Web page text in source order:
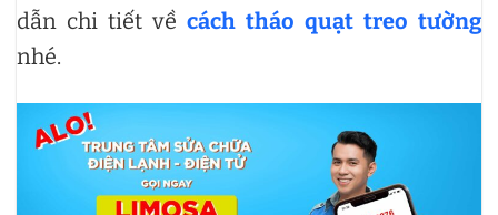
dẫn chi tiết về cách tháo quạt treo tường
nhé.